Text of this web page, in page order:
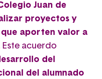
Juan de
proyectos y
aporten valor a
Este acuerdo
del
del alumnado